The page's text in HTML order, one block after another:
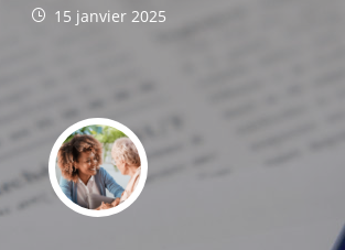
15 janvier 2025